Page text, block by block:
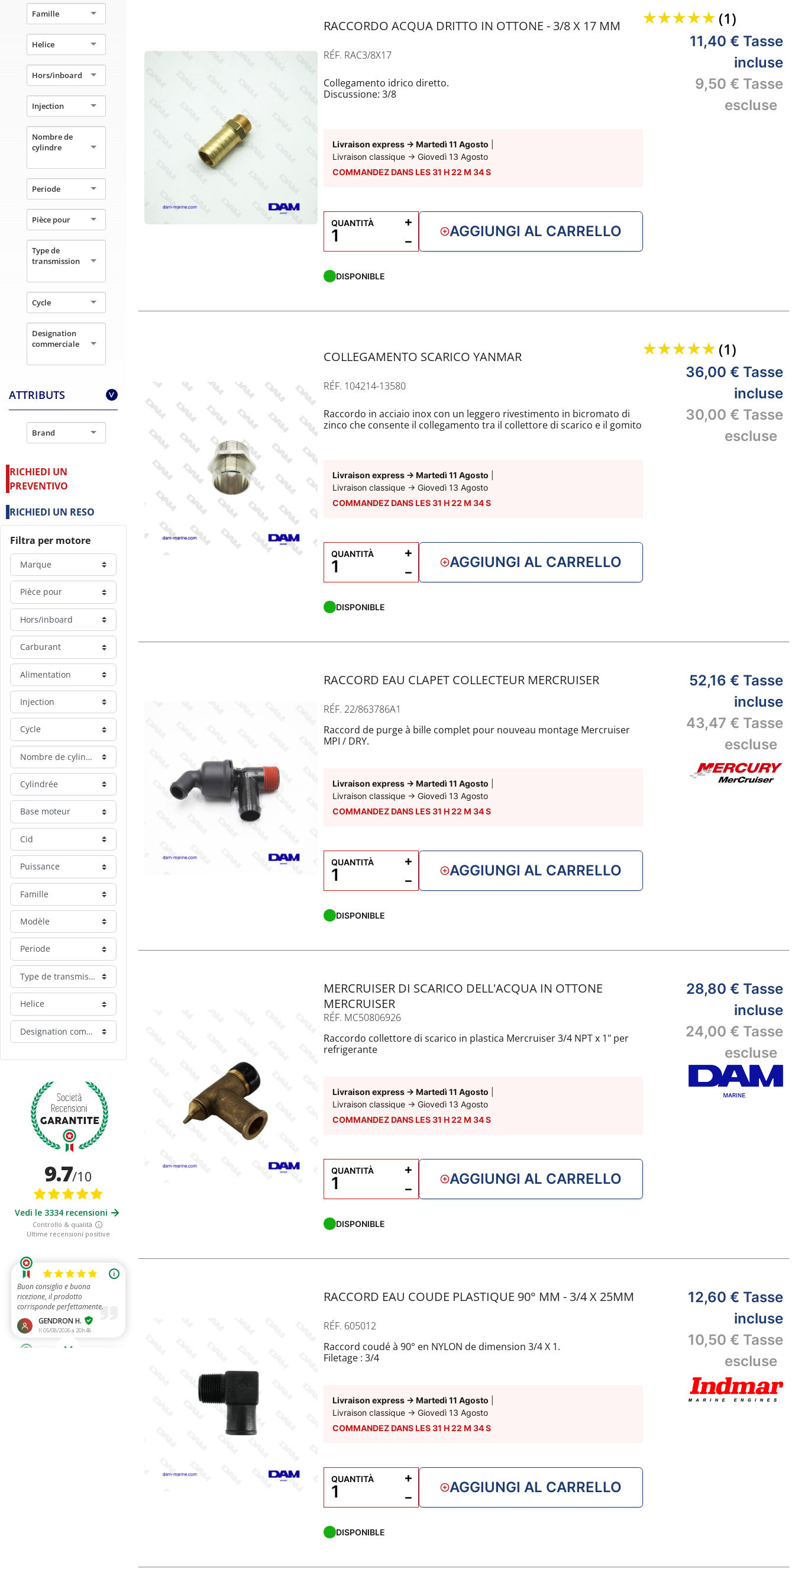
Famille
Helice
Hors/inboard
Injection
Nombre de
cylindre
Periode
Pièce pour
Type de
transmission
Cycle
Designation
commerciale
ATTRIBUTS >
Brand
RICHIEDI UN
PREVENTIVO
RICHIEDI UN RESO
Filtra per motore
Marque
Pièce pour
Hors/inboard
Carburant
Alimentation
Injection
Cycle
Nombre de cylindre
Cylindrée
Base moteur
Cid
Puissance
Famille
Modèle
Periode
Type de transmission
Helice
Designation commerciale
sicura ed efficiente a bordo.
RACCORDO ACQUA DRITTO IN OTTONE - 3/8 X 17 MM
RÉF. RAC3/8X17
Collegamento idrico diretto.
Discussione: 3/8
Livraison express → Martedì 11 Agosto
Livraison classique → Giovedì 13 Agosto
COMMANDEZ DANS LES 31 H22 M33S
DISPONIBLE
(1)
11,40 € Tasse
incluse
9,50 € Tasse
escluse
QUANTITÀ
−
+
AGGIUNGI AL CARRELLO
COLLEGAMENTO SCARICO YANMAR
RÉF. 104214-13580
Raccordo in acciaio inox con un leggero rivestimento in bicromato di
zinco che consente il collegamento tra il collettore di scarico e il gomito
Livraison express → Martedì 11 Agosto
Livraison classique → Giovedì 13 Agosto
COMMANDEZ DANS LES 31 H22 M33S
DISPONIBLE
(1)
36,00 € Tasse
incluse
30,00 € Tasse
escluse
QUANTITÀ
−
+
AGGIUNGI AL CARRELLO
RACCORD EAU CLAPET COLLECTEUR MERCRUISER
RÉF. 22/863786A1
Raccord de purge à bille complet pour nouveau montage Mercruiser
MPI / DRY.
Livraison express → Martedì 11 Agosto
Livraison classique → Giovedì 13 Agosto
COMMANDEZ DANS LES 31 H22 M33S
DISPONIBLE
52,16 € Tasse
incluse
43,47 € Tasse
escluse
QUANTITÀ
−
+
AGGIUNGI AL CARRELLO
MERCRUISER DI SCARICO DELL'ACQUA IN OTTONE
MERCRUISER
RÉF. MC50806926
Raccordo collettore di scarico in plastica Mercruiser 3/4 NPT x 1" per
refrigerante
Disponibile anche in versione in plastica con riferimento 13991.
Livraison express → Martedì 11 Agosto
Livraison classique → Giovedì 13 Agosto
COMMANDEZ DANS LES 31 H22 M33S
DISPONIBLE
28,80 € Tasse
incluse
24,00 € Tasse
escluse
QUANTITÀ
−
+
AGGIUNGI AL CARRELLO
RACCORD EAU COUDE PLASTIQUE 90° MM - 3/4 X 25MM
RÉF. 605012
Raccord coudé à 90° en NYLON de dimension 3/4 X 1.
Filetage : 3/4
Livraison express → Martedì 11 Agosto
Livraison classique → Giovedì 13 Agosto
COMMANDEZ DANS LES 31 H22 M33S
DISPONIBLE
12,60 € Tasse
incluse
10,50 € Tasse
escluse
QUANTITÀ
−
+
AGGIUNGI AL CARRELLO